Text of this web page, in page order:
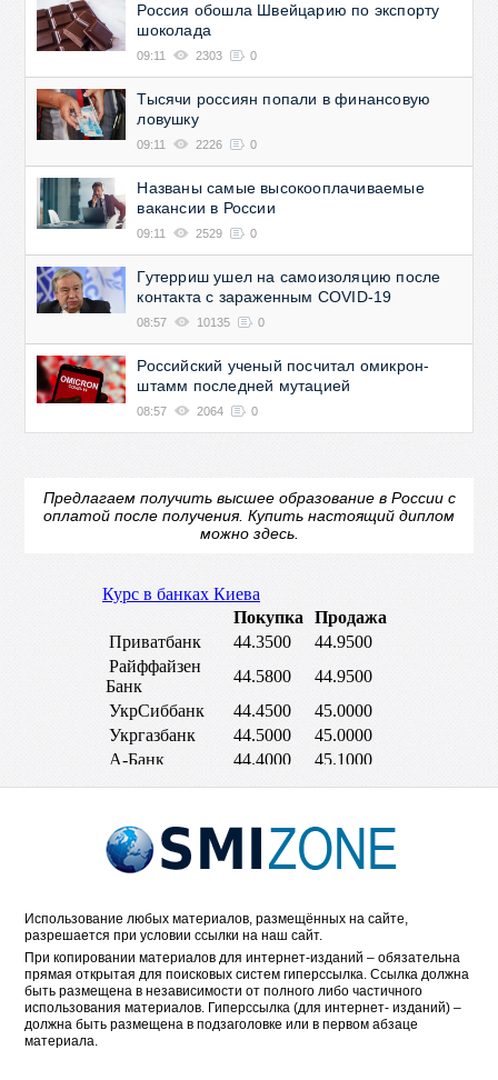
Россия обошла Швейцарию по экспорту
шоколада
09:11 2303 0
Тысячи россиян попали в финансовую
ловушку
09:11 2226 0
Названы самые высокооплачиваемые
вакансии в России
09:11 2529 0
Гутерриш ушел на самоизоляцию после
контакта с зараженным COVID-19
08:57 10135 0
Российский ученый посчитал омикрон-
штамм последней мутацией
08:57 2064 0
Предлагаем получить высшее образование в России с
оплатой после получения. Купить настоящий диплом
можно здесь.
Использование любых материалов, размещённых на сайте,
разрешается при условии ссылки на наш сайт.
При копировании материалов для интернет-изданий – обязательна
прямая открытая для поисковых систем гиперссылка. Ссылка должна
быть размещена в независимости от полного либо частичного
использования материалов. Гиперссылка (для интернет- изданий) –
должна быть размещена в подзаголовке или в первом абзаце
материала.